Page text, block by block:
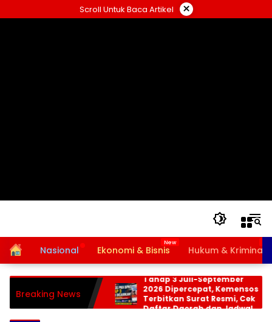
ke
Scroll Untuk Baca Artikel ×
HomeNasional Ekonomi & Bisnis Hukum & Kriminal
Breaking News
Bansos PKH dan BPNT
Tahap 3 Juli-September
2026 Dipercepat, Kemensos
Terbitkan Surat Resmi, Cek
Daftar Daerah dan Jadwal